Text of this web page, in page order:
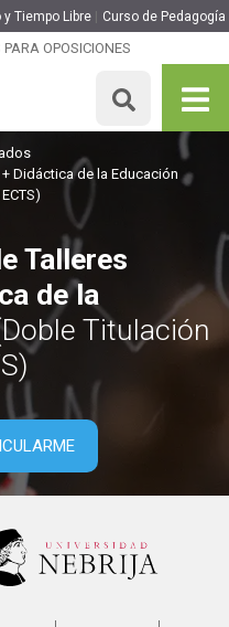
Tiempo Libre Curso de
OPOSICIONES
+ Didáctica de la
Didáctica de la Educación
Talleres
de la
Titulación